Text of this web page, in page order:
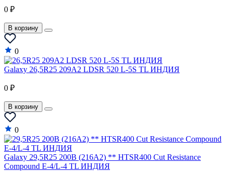
0 ₽
В корзину
0
Galaxy 26,5R25 209A2 LDSR 520 L-5S TL ИНДИЯ
0 ₽
В корзину
0
Galaxy 29,5R25 200B (216A2) ** HTSR400 Cut Resistance
Compound E-4/L-4 TL ИНДИЯ